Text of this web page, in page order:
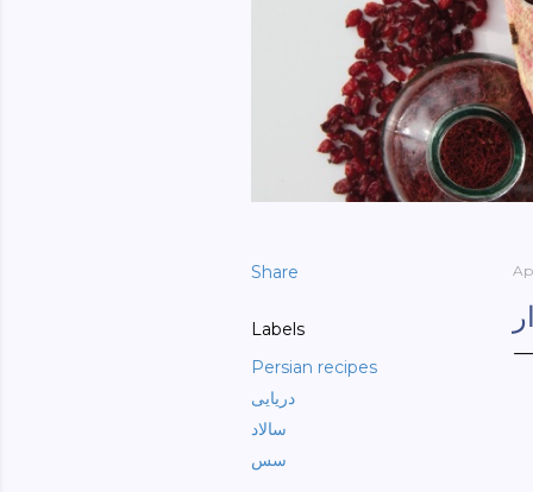
Share
Labels
Persian recipes
دریایی
سالاد
سس